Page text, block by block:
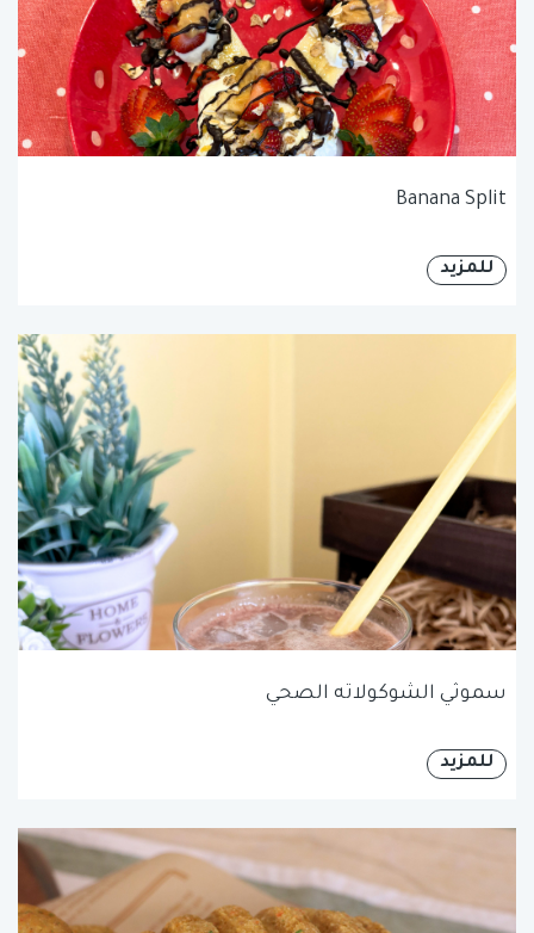
Banana Split
للمزيد
سموثي الشوكولاته الصحي
للمزيد